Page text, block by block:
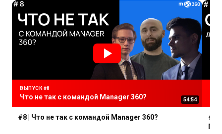
54:54
ВЫПУСК #8
Что не так с командой Manager 360?
#8 | Что не так с командой Manager 360?
#3